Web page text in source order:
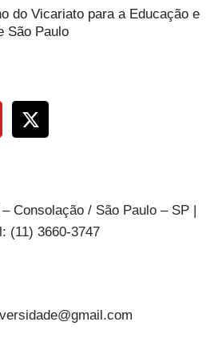
do Vicariato para a Educação e
São Paulo
Consolação / São Paulo – SP |
(11) 3660-3747